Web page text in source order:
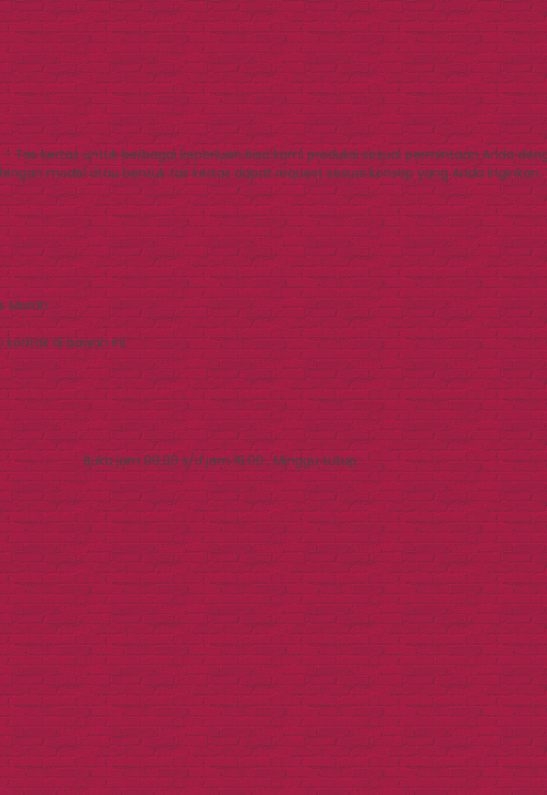
– Tas kertas untuk berbagai keperluan bisa kami produksi sesuai permintaan Anda
model atau bentuk tas kertas dapat request sesuai konsep yang Anda
Murah
kontak di bawah ini.
Buka jam 09.00 s/d jam 16.00 , Minggu tutup